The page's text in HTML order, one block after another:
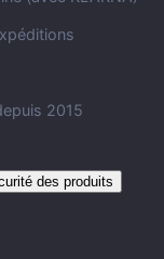
2015
des produits